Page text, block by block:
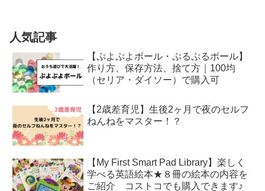
人気記事
【ぷよぷよボール・ぷるぷるボール】
作り方、保存方法、捨て方｜100均
（セリア・ダイソー）で購入可
【2歳差育児】生後2ヶ月で夜のセルフ
ねんねをマスター！？
【My First Smart Pad Library】楽しく
学べる英語絵本★８冊の絵本の内容を
ご紹介 コストコでも購入できます♪